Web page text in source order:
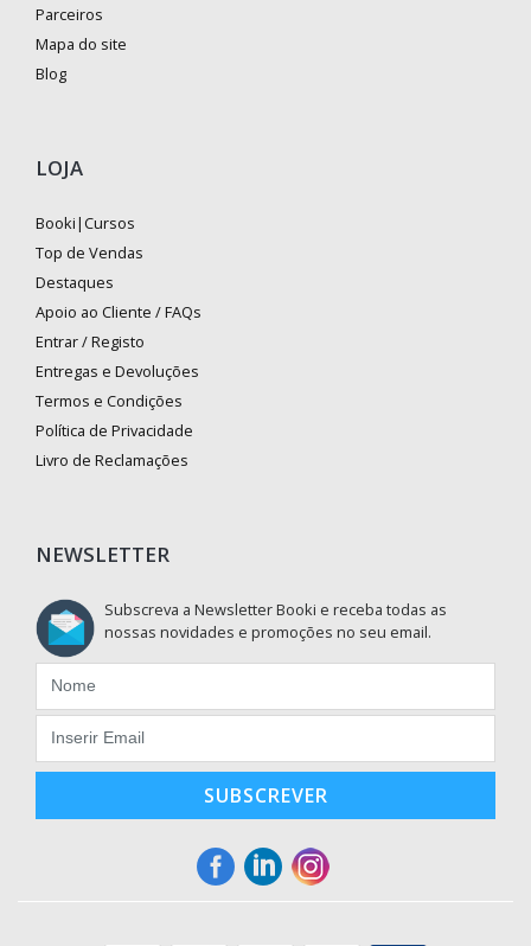
Parceiros
Mapa do site
Blog
LOJA
Booki|Cursos
Top de Vendas
Destaques
Apoio ao Cliente / FAQs
Entrar / Registo
Entregas e Devoluções
Termos e Condições
Política de Privacidade
Livro de Reclamações
NEWSLETTER
Subscreva a Newsletter Booki e receba todas as
nossas novidades e promoções no seu email.
SUBSCREVER